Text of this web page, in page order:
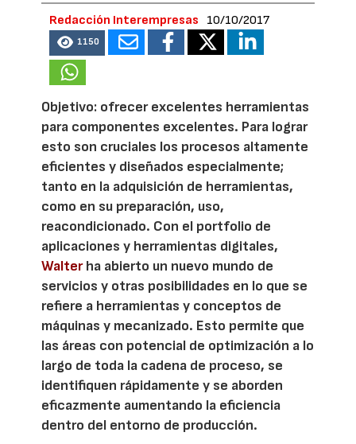
Redacción Interempresas 10/10/2017
1150
Objetivo: ofrecer excelentes herramientas
para componentes excelentes. Para lograr
esto son cruciales los procesos altamente
eficientes y diseñados especialmente;
tanto en la adquisición de herramientas,
como en su preparación, uso,
reacondicionado. Con el portfolio de
aplicaciones y herramientas digitales,
Walterha abierto un nuevo mundo de
servicios y otras posibilidades en lo que se
refiere a herramientas y conceptos de
máquinas y mecanizado. Esto permite que
las áreas con potencial de optimización a lo
largo de toda la cadena de proceso, se
identifiquen rápidamente y se aborden
eficazmente aumentando la eficiencia
dentro del entorno de producción.